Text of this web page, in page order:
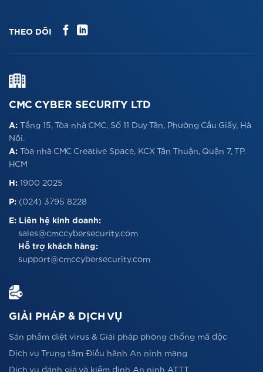
THEO DÕI
CMC CYBER SECURITY LTD
A: Tầng 15, Tòa nhà CMC, Số 11 Duy Tân, Phường Cầu Giấy, Hà
Nội.
A: Tòa nhà CMC Creative Space, KCX Tân Thuận, Quận 7, TP.
HCM
H: 1900 2025
P: (024) 3795 8228
E: Liên hệ kinh doanh:
sales@cmccybersecurity.com
Hỗ trợ khách hàng:
support@cmccybersecurity.com
GIẢI PHÁP & DỊCH VỤ
Sản phẩm diệt virus & Giải pháp phòng chống mã độc
Dịch vụ Trung tâm Điều hành An ninh mạng
Dịch vụ đánh giá và kiểm định An ninh ATTT